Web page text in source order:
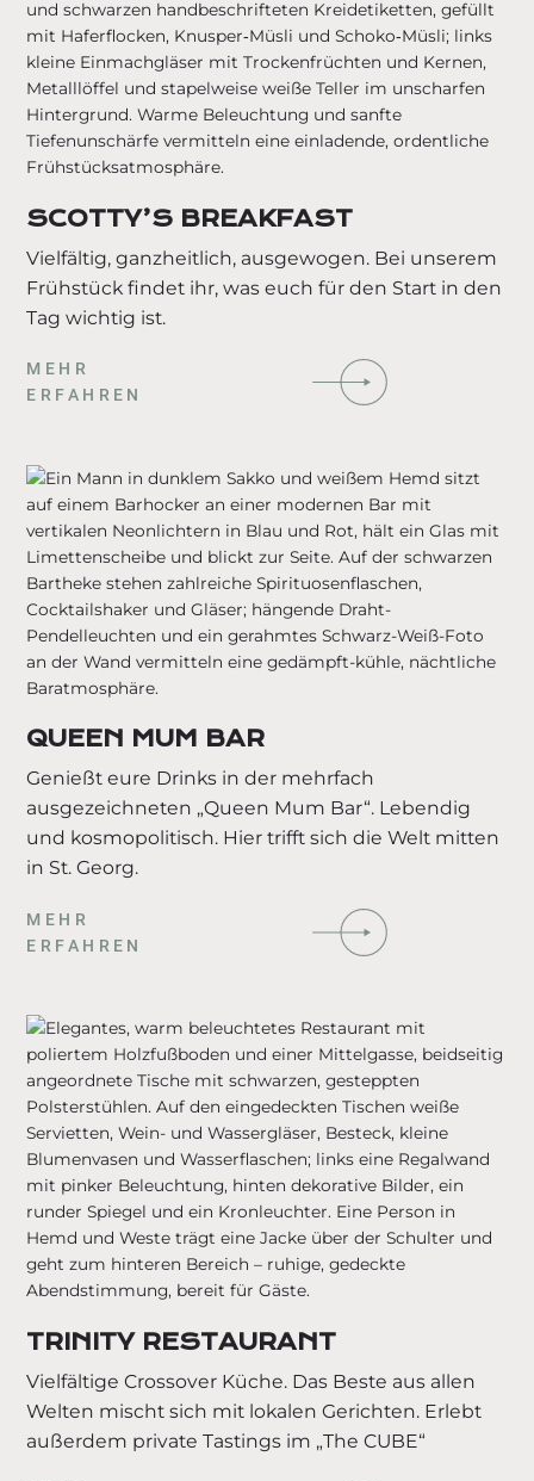
SCOTTY’S BREAKFAST
Vielfältig, ganzheitlich, ausgewogen. Bei unserem
Frühstück findet ihr, was euch für den Start in den
Tag wichtig ist.
MEHR
ERFAHREN
QUEEN MUM BAR
Genießt eure Drinks in der mehrfach
ausgezeichneten „Queen Mum Bar“. Lebendig
und kosmopolitisch. Hier trifft sich die Welt mitten
in St. Georg.
MEHR
ERFAHREN
TRINITY RESTAURANT
Vielfältige Crossover Küche. Das Beste aus allen
Welten mischt sich mit lokalen Gerichten. Erlebt
außerdem private Tastings im „The CUBE“